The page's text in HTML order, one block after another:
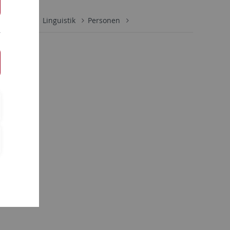
Linguistik Personen